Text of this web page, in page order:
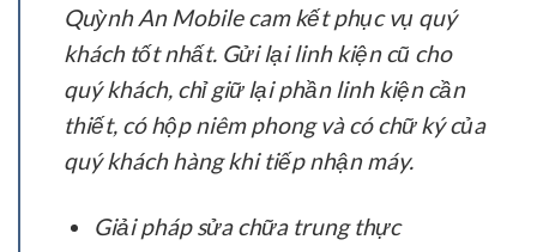
Quỳnh An Mobile cam kết phục vụ quý
khách tốt nhất. Gửi lại linh kiện cũ cho
quý khách, chỉ giữ lại phần linh kiện cần
thiết, có hộp niêm phong và có chữ ký của
quý khách hàng khi tiếp nhận máy.
Giải pháp sửa chữa trung thực